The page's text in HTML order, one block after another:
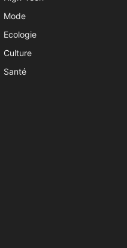
Mode
Ecologie
Culture
Santé